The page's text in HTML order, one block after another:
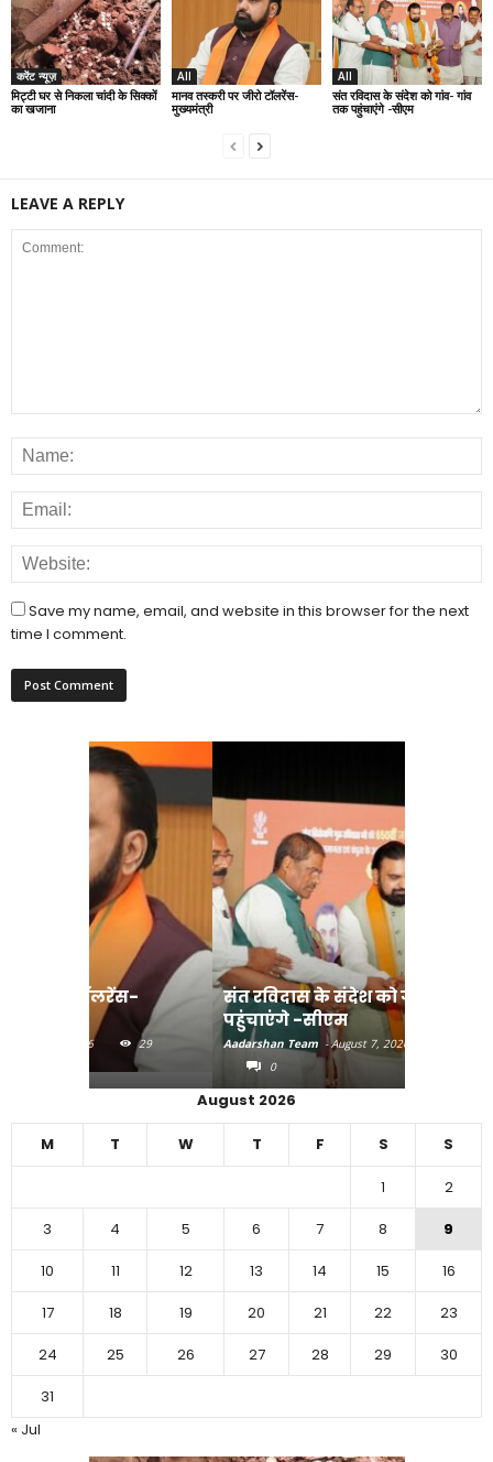
करेंट न्यूज़
मिट्टी घर से निकला चांदी के सिक्कों
का खजाना
All
मानव तस्करी पर जीरो टॉलरेंस-
मुख्यमंत्री
All
संत रविदास के संदेश को गांव- गांव
तक पहुंचाएंगे -सीएम
LEAVE A REPLY
Save my name, email, and website in this browser for the next
time I comment.
संत रविदास के संदेश को गांव- गांव तक
पहुंचाएंगे -सीएम
Aadarshan Team August 7, 2026
35
0
August 2026
M T W T F S S
1
2
3
4 5 6 7 8
9
10
11 12 13 14 15
16
17
18 19 20 21 22
23
24
25 26 27 28 29
30
31
« Jul